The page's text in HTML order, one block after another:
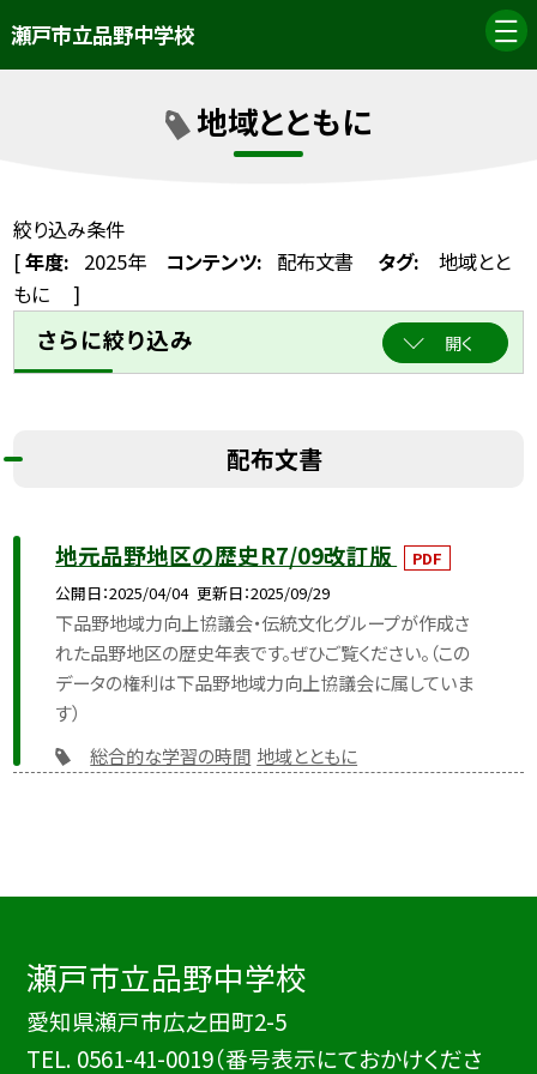
瀬戸市立品野中学校
地域とともに
絞り込み条件
[年度: 2025年 コンテンツ: 配布文書 タグ:
地域とと
もに
]
さらに絞り込み 開く
配布文書
地元品野地区の歴史R7/09改訂版
PDF
公開日 2025/04/04 更新日 2025/09/29
下品野地域力向上協議会・伝統文化グループが作成さ
れた品野地区の歴史年表です。ぜひご覧ください。（この
データの権利は下品野地域力向上協議会に属していま
す）
総合的な学習の時間 地域とともに
瀬戸市立品野中学校
愛知県瀬戸市広之田町2-5
TEL. 0561-41-0019（番号表示にておかけくださ